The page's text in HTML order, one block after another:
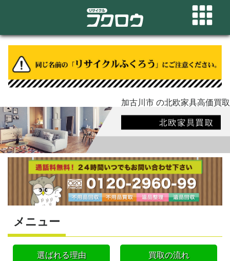
加古川市 の北欧家具高価買取
メニュー
選ばれる理由 買取の流れ